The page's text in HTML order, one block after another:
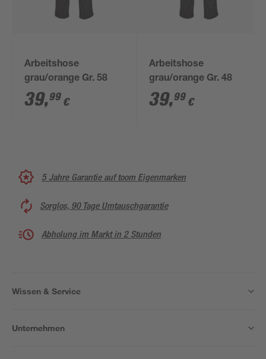
Arbeitshose
grau/orange Gr. 58
39,99 €
Arbeitshose
grau/orange Gr. 48
39,99 €
5 Jahre Garantie auf toom Eigenmarken
Sorglos, 90 Tage Umtauschgarantie
Abholung im Markt in 2 Stunden
Wissen & Service
Unternehmen